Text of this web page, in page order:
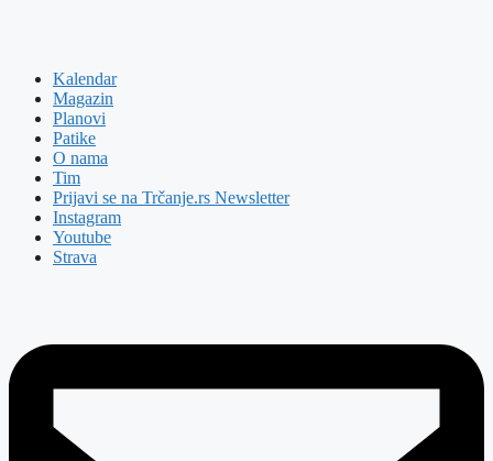
Kalendar
Magazin
Planovi
Patike
O nama
Tim
Prijavi se na Trčanje.rs Newsletter
Instagram
Youtube
Strava